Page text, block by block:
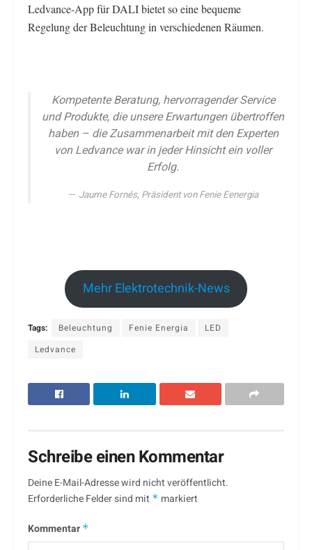
Ledvance-App für DALI bietet so eine bequeme
Regelung der Beleuchtung in verschiedenen Räumen.
Kompetente Beratung, hervorragender Service
und Produkte, die unsere Erwartungen übertroffen
haben – die Zusammenarbeit mit den Experten
von Ledvance war in jeder Hinsicht ein voller
Erfolg.
Jaume Fornés, Präsident von Fenie Eenergia
Mehr Elektrotechnik-News
Tags: Beleuchtung Fenie Energia
LED
Ledvance
Schreibe einen Kommentar
Deine E-Mail-Adresse wird nicht veröffentlicht.
Erforderliche Felder sind mit * markiert
Kommentar *